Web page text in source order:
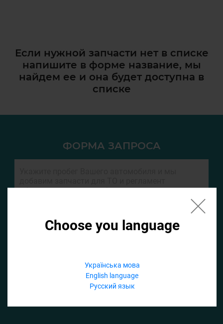
Choose you language
Українська мова
English language
Русский язык
Если нужной запчасти нет в списке
напишите в форме название, мы
найдем ее и она будет доступна в
списке
ФОРМА ЗАПРОСА
Если не заполнить по умолчанию найдем список для ТО